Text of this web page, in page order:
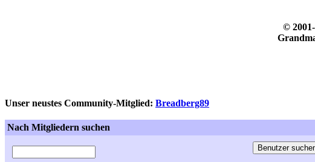
©
Unser neustes Community-Mitglied: Breadberg89
Nach Mitgliedern suchen